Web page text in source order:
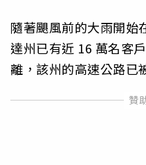
隨著颶風前的大雨開始
達州已有近 16 萬名客
離，該州的高速公路已